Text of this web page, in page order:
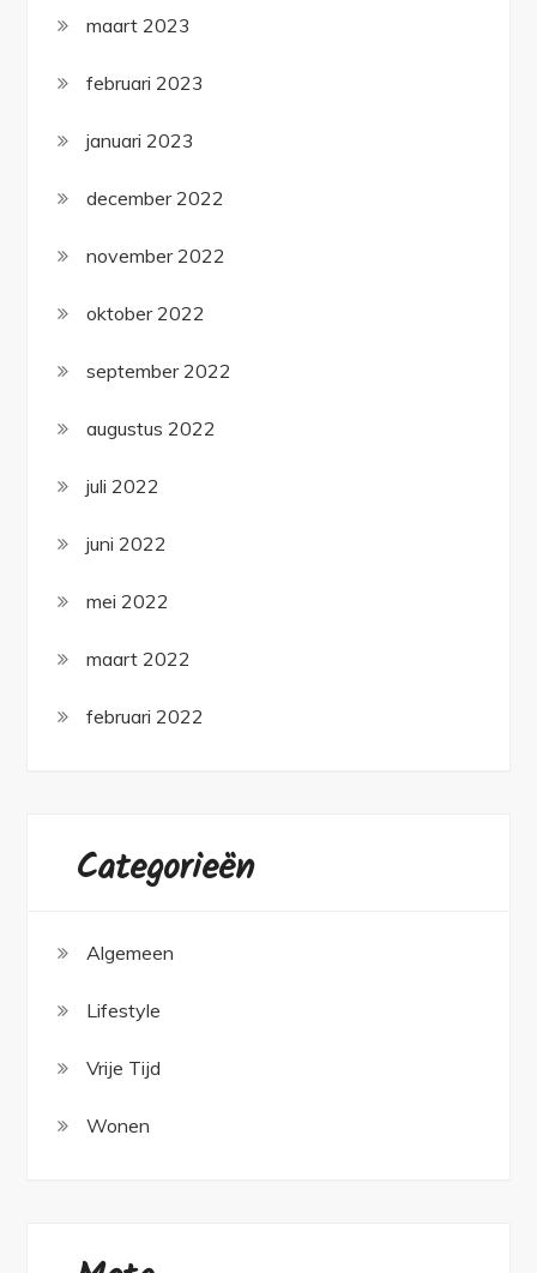
maart 2023
februari 2023
januari 2023
december 2022
november 2022
oktober 2022
september 2022
augustus 2022
juli 2022
juni 2022
mei 2022
maart 2022
februari 2022
Categorieën
Algemeen
Lifestyle
Vrije Tijd
Wonen